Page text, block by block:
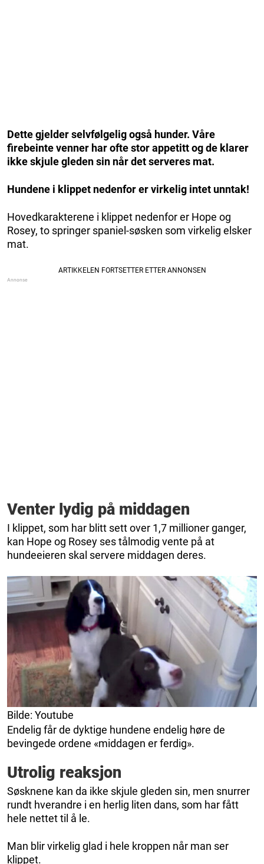
Dette gjelder selvfølgelig også hunder. Våre
firebeinte venner har ofte stor appetitt og de klarer
ikke skjule gleden sin når det serveres mat.
Hundene i klippet nedenfor er virkelig intet unntak!
Hovedkarakterene i klippet nedenfor er Hope og
Rosey, to springer spaniel-søsken som virkelig elsker
mat.
Venter lydig på middagen
I klippet, som har blitt sett over 1,7 millioner ganger,
kan Hope og Rosey ses tålmodig vente på at
hundeeieren skal servere middagen deres.
Bilde: Youtube
Endelig får de dyktige hundene endelig høre de
bevingede ordene «middagen er ferdig».
Utrolig reaksjon
Søsknene kan da ikke skjule gleden sin, men snurrer
rundt hverandre i en herlig liten dans, som har fått
hele nettet til å le.
Man blir virkelig glad i hele kroppen når man ser
klippet.